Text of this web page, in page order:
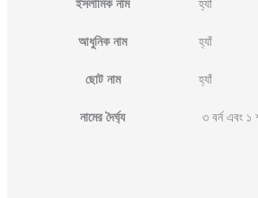
আধুনিক নাম হ্যাঁ
ছোট নাম হ্যাঁ
নামের দৈর্ঘ্য ৩ বর্ন এবং ১